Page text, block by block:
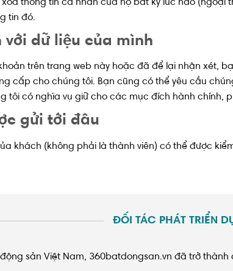
thông tin cá nhân của họ bất kỳ lúc nào (ngoại
tin đó.
với dữ liệu của mình
trên trang web này hoặc đã để lại nhận xét,
cấp cho chúng tôi. Bạn cũng có thể yêu cầu
tôi có nghĩa vụ giữ cho các mục đích hành chính,
gửi tới đâu
khách (không phải là thành viên) có thể được
ĐỐI TÁC PHÁT TRIỂN
sản Việt Nam, 360batdongsan.vn đã trở